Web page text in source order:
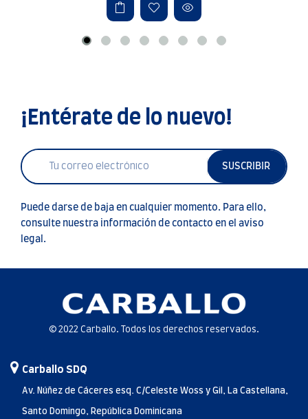
¡Entérate de lo nuevo!
SUSCRIBIR
Puede darse de baja en cualquier momento. Para ello,
consulte nuestra información de contacto en el aviso
legal.
© 2022 Carballo. Todos los derechos reservados.
Carballo SDQ
Av. Núñez de Cáceres esq. C/Celeste Woss y Gil, La Castellana,
Santo Domingo, República Dominicana